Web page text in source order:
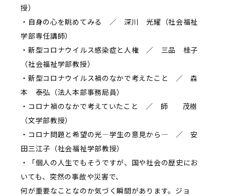
授）
・自身の心を眺めてみる ／ 深川 光耀（社会福祉
学部専任講師）
・新型コロナウイルス感染症と人権 ／ 三品 桂子
（社会福祉学部教授）
・新型コロナウイルス禍のなかで考えたこと ／ 森
本 泰弘（法人本部事務局員）
・コロナ禍のなかで考えていたこと ／ 師 茂樹
（文学部教授）
・コロナ問題と希望の光―学生の意見から― ／ 安
田三江子（社会福祉学部教授）
・「個人の人生でもそうですが、国や社会の歴史にお
いても、突然の事故や災害で、
何が重要なことなのか気づく瞬間があります。ジョ